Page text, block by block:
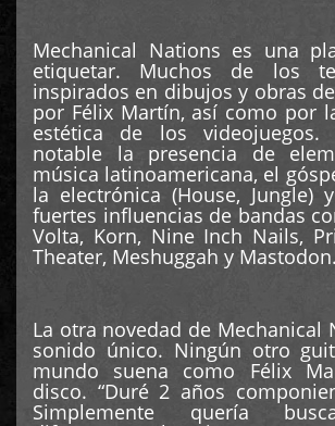
Mechanical Nations es una
etiquetar. Muchos de los
inspirados en dibujos y obras
por Félix Martín, así como por
estética de los videojuegos.
notable la presencia de
música latinoamericana, el
la electrónica (House, Jungle)
fuertes influencias de bandas
Volta, Korn, Nine Inch Nails,
Theater, Meshuggah y Mastodon.
La otra novedad de Mechanical
sonido único. Ningún otro
mundo suena como Félix
disco. “Duré 2 años
Simplemente quería